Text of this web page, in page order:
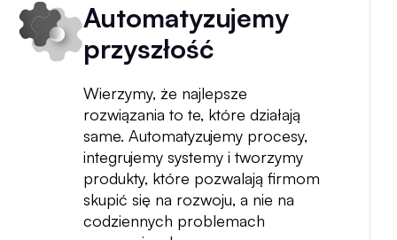
Automatyzujemy
przyszłość
Wierzymy, że najlepsze
rozwiązania to te, które działają
same. Automatyzujemy procesy,
integrujemy systemy i tworzymy
produkty, które pozwalają firmom
skupić się na rozwoju, a nie na
codziennych problemach